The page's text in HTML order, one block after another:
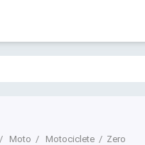
Moto Motociclete Zero